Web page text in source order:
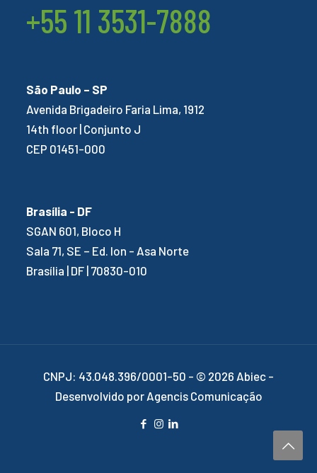
+55 11 3531-7888
São Paulo – SP
Avenida Brigadeiro Faria Lima, 1912
14th floor | Conjunto J
CEP 01451-000
Brasília - DF
SGAN 601, Bloco H
Sala 71, SE – Ed. Ion - Asa Norte
Brasília | DF | 70830-010
CNPJ: 43.048.396/0001-50 - © 2026 Abiec -
Desenvolvido por Agencis Comunicação